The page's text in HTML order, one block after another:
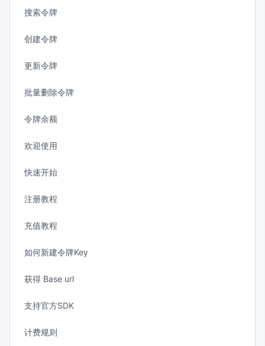
搜索令牌
创建令牌
更新令牌
批量删除令牌
令牌余额
欢迎使用
快速开始
注册教程
充值教程
如何新建令牌Key
获得 Base url
支持官方SDK
计费规则